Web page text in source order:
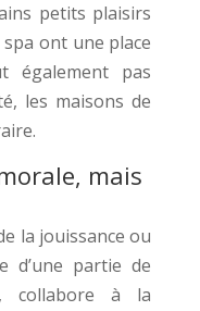
petits plaisirs
ont une place
également pas
les maisons de
mais
la jouissance ou
d’une partie de
collabore à la